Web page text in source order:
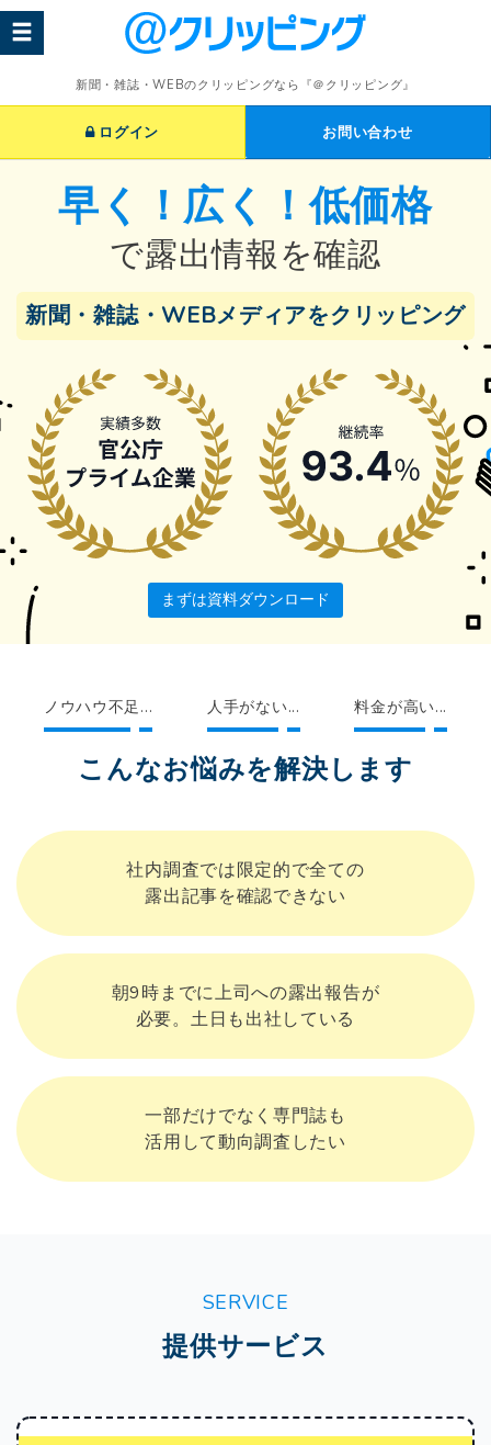
新聞・雑誌・WEBのクリッピングなら『＠クリッピング』
ログイン お問い合わせ
早く！広く！低価格
で露出情報を確認
新聞・雑誌・WEBメディアをクリッピング
まずは資料ダウンロード
ノウハウ不足... 人手がない... 料金が高い...
こんなお悩みを解決します
社内調査では限定的で全ての
露出記事を確認できない
朝9時までに上司への露出報告が
必要。土日も出社している
一部だけでなく専門誌も
活用して動向調査したい
SERVICE
提供サービス